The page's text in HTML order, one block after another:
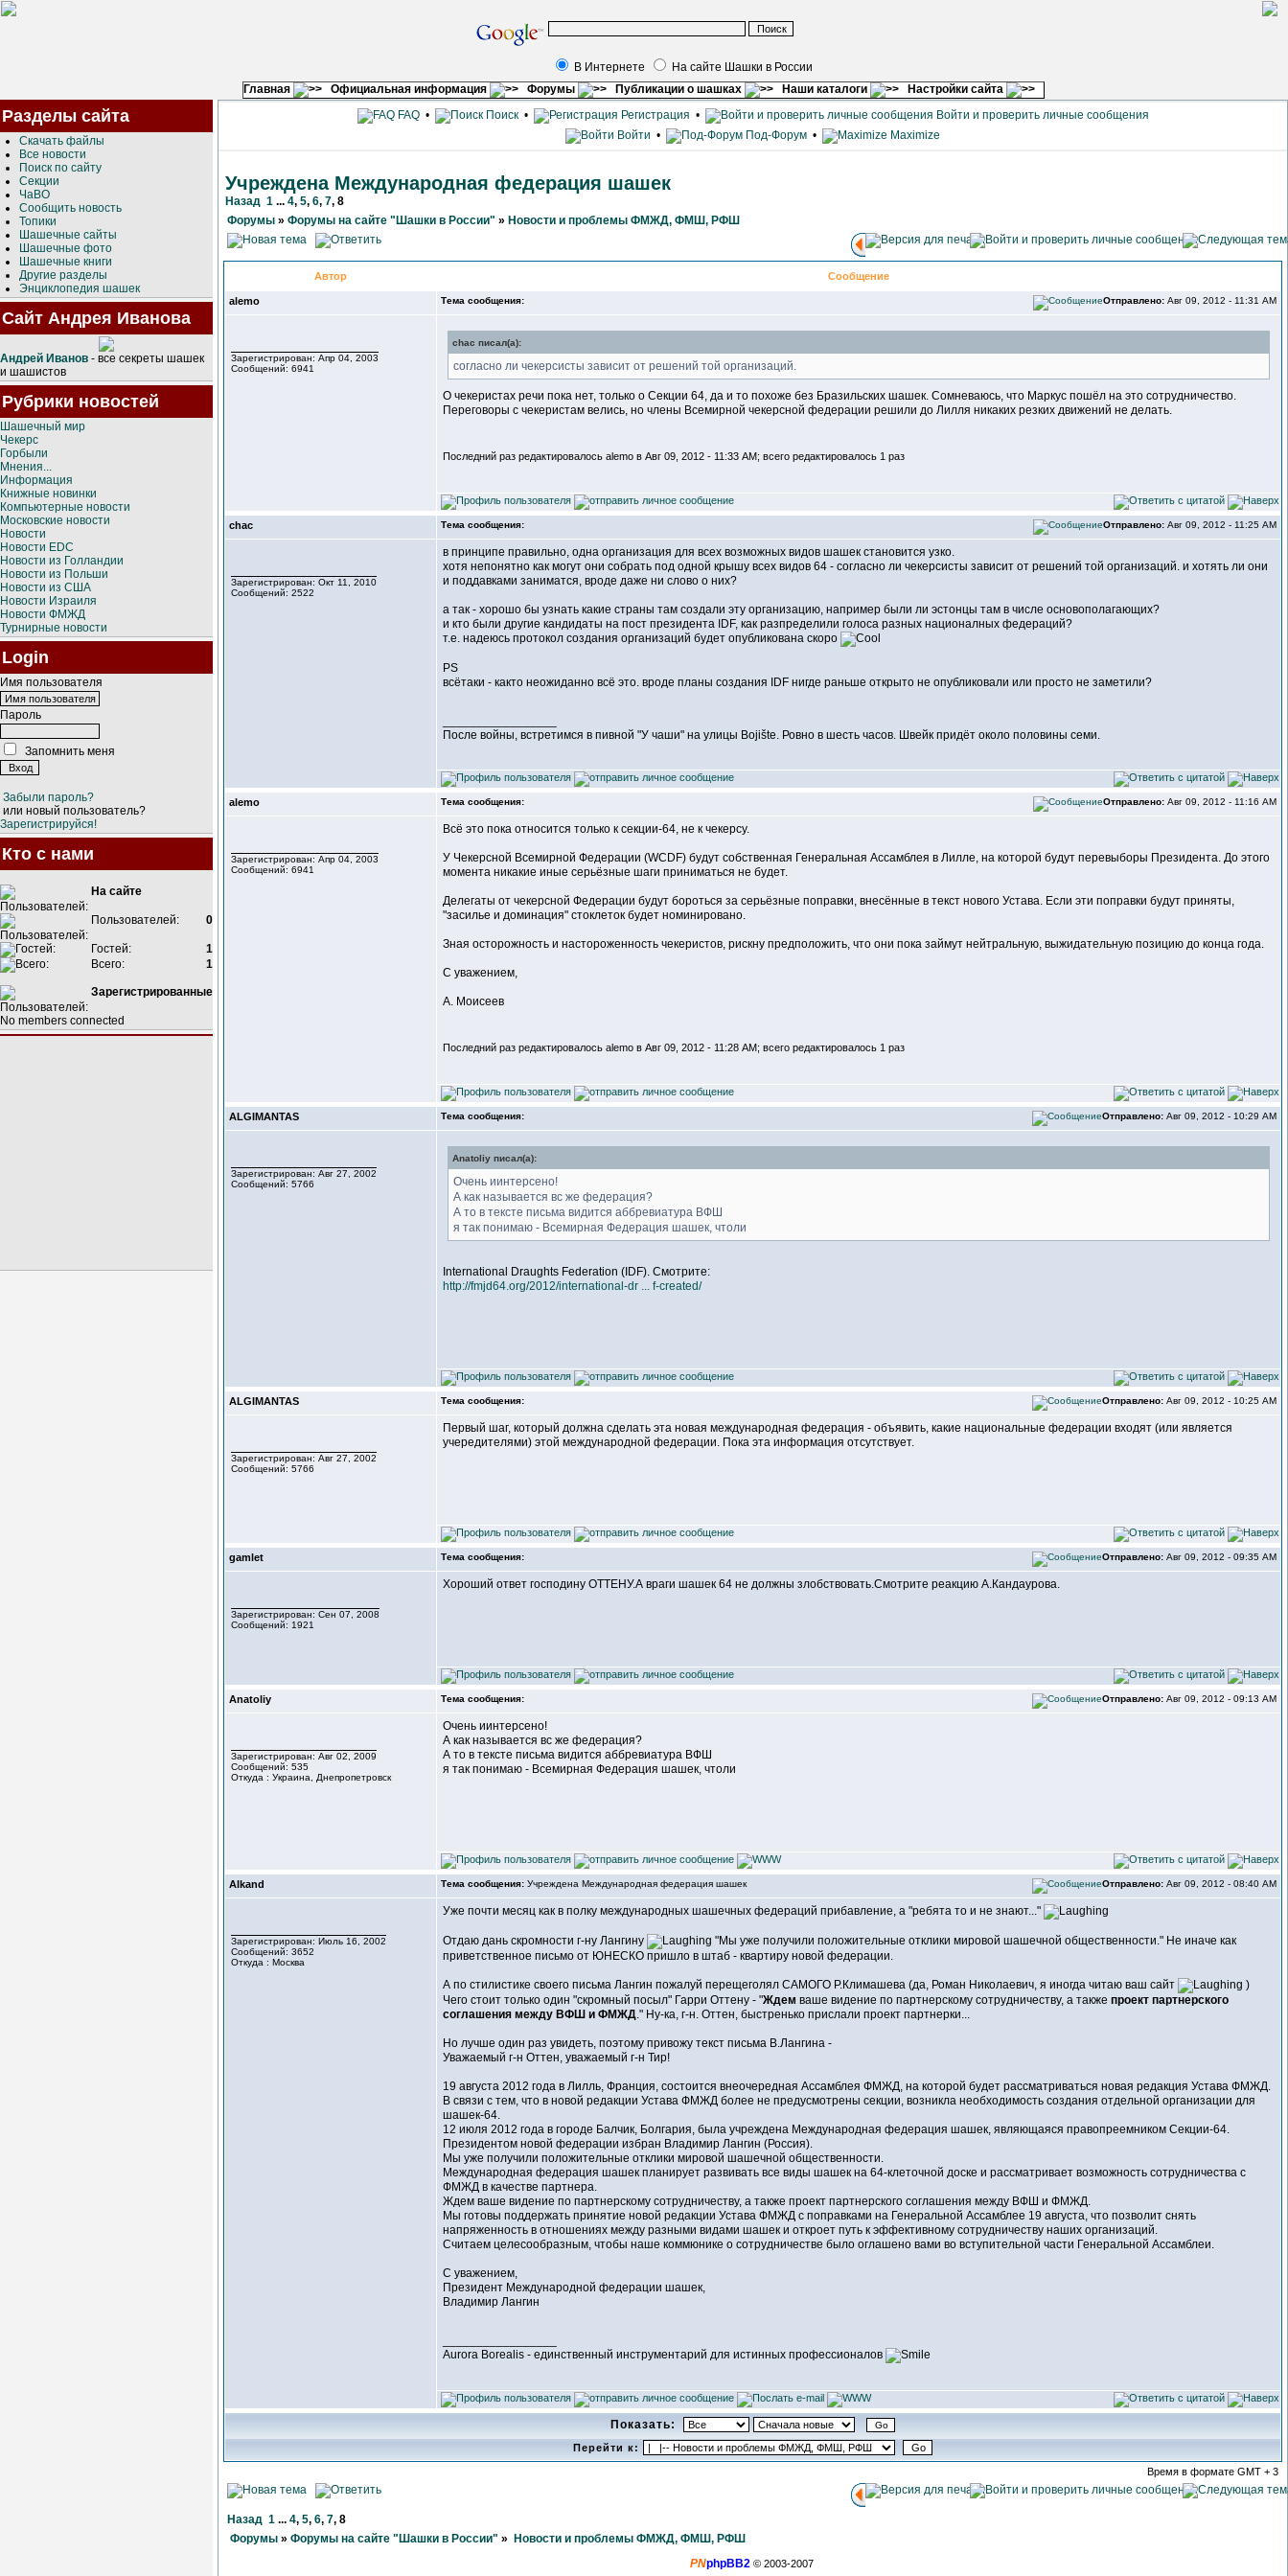
В Интернете
На сайте Шашки в России
Главная
Официальная информация Форумы Публикации о шашках Наши каталоги Настройки сайта
Разделы сайта
Скачать файлы
Все новости
Поиск по сайту
Секции
ЧаВО
Сообщить новость
Топики
Шашечные сайты
Шашечные фото
Шашечные книги
Другие разделы
Энциклопедия шашек
Сайт Андрея Иванова
Андрей Иванов - все секреты шашек
и шашистов
Рубрики новостей
Шашечный мир
Чекерс
Горбыли
Мнения...
Информация
Книжные новинки
Компьютерные новости
Московские новости
Новости
Новости EDC
Новости из Голландии
Новости из Польши
Новости из США
Новости Израиля
Новости ФМЖД
Турнирные новости
Login
Имя пользователя
Пароль
Запомнить меня
Забыли пароль?
или новый пользователь?
Зарегистрируйся!
Кто с нами
На сайте
Пользователей: 0
Гостей:
1
Всего:
1
Зарегистрированные
No members connected
FAQ• Поиск• Регистрация •
Войти и проверить личные сообщения
Войти • Под-Форум • Maximize
Учреждена Международная федерация шашек
Назад 1 ... 4, 5, 6, 7, 8
Форумы » Форумы на сайте "Шашки в России" » Новости и проблемы ФМЖД, ФМШ, РФШ
Автор Сообщение
alemo Тема сообщения: Отправлено: Авг 09, 2012 - 11:31 AM
Зарегистрирован: Апр 04, 2003
Сообщений: 6941
chac писал(а):
согласно ли чекерсисты зависит от решений той организаций.
О чекеристах речи пока нет, только о Секции 64, да и то похоже без Бразильских шашек. Сомневаюсь, что Маркус пошёл на это сотрудничество.
Переговоры с чекеристам велись, но члены Всемирной чекерсной федерации решили до Лилля никаких резких движений не делать.
Последний раз редактировалось alemo в Авг 09, 2012 - 11:33 AM; всего редактировалось 1 раз
chac Тема сообщения: Отправлено: Авг 09, 2012 - 11:25 AM
Зарегистрирован: Окт 11, 2010
Сообщений: 2522
в принципе правильно, одна организация для всех возможных видов шашек становится узко.
хотя непонятно как могут они собрать под одной крышу всех видов 64 - согласно ли чекерсисты зависит от решений той организаций. и хотять ли они
и поддавками заниматся, вроде даже ни слово о них?
а так - хорошо бы узнать какие страны там создали эту организацию, например были ли эстонцы там в числе основополагающих?
и кто были другие кандидаты на пост президента IDF, как разпределили голоса разных националных федераций?
т.е. надеюсь протокол создания организаций будет опубликована скоро
PS
всётаки - както неожиданно всё это. вроде планы создания IDF нигде раньше открыто не опубликовали или просто не заметили?
После войны, встретимся в пивной "У чаши" на улицы Bojište. Ровно в шесть часов. Швейк придёт около половины семи.
alemo Тема сообщения: Отправлено: Авг 09, 2012 - 11:16 AM
Зарегистрирован: Апр 04, 2003
Сообщений: 6941
Всё это пока относится только к секции-64, не к чекерсу.
У Чекерсной Всемирной Федерации (WCDF) будут собственная Генеральная Ассамблея в Лилле, на которой будут перевыборы Президента. До этого
момента никакие иные серьёзные шаги приниматься не будет.
Делегаты от чекерсной Федерации будут бороться за серьёзные поправки, внесённые в текст нового Устава. Если эти поправки будут приняты,
"засилье и доминация" стоклеток будет номинировано.
Зная осторожность и настороженность чекеристов, рискну предположить, что они пока займут нейтральную, выжидательную позицию до конца года.
С уважением,
А. Моисеев
Последний раз редактировалось alemo в Авг 09, 2012 - 11:28 AM; всего редактировалось 1 раз
ALGIMANTAS Тема сообщения: Отправлено: Авг 09, 2012 - 10:29 AM
Зарегистрирован: Авг 27, 2002
Сообщений: 5766
Anatoliy писал(а):
Очень иинтерсено!
А как называется вс же федерация?
А то в тексте письма видится аббревиатура ВФШ
я так понимаю - Всемирная Федерация шашек, чтоли
International Draughts Federation (IDF). Смотрите:
http://fmjd64.org/2012/international-dr ... f-created/
ALGIMANTAS Тема сообщения: Отправлено: Авг 09, 2012 - 10:25 AM
Зарегистрирован: Авг 27, 2002
Сообщений: 5766
Первый шаг, который должна сделать эта новая международная федерация - объявить, какие национальные федерации входят (или является
учередителями) этой международной федерации. Пока эта информация отсутствует.
gamlet Тема сообщения: Отправлено: Авг 09, 2012 - 09:35 AM
Зарегистрирован: Сен 07, 2008
Сообщений: 1921
Хороший ответ господину ОТТЕНУ.А враги шашек 64 не должны злобствовать.Смотрите реакцию А.Кандаурова.
Anatoliy Тема сообщения: Отправлено: Авг 09, 2012 - 09:13 AM
Зарегистрирован: Авг 02, 2009
Сообщений: 535
Откуда : Украина, Днепропетровск
Очень иинтерсено!
А как называется вс же федерация?
А то в тексте письма видится аббревиатура ВФШ
я так понимаю - Всемирная Федерация шашек, чтоли
Alkand Тема сообщения: Учреждена Международная федерация шашек Отправлено: Авг 09, 2012 - 08:40 AM
Зарегистрирован: Июль 16, 2002
Сообщений: 3652
Откуда : Москва
Уже почти месяц как в полку международных шашечных федераций прибавление, а "ребята то и не знают..."
Отдаю дань скромности г-ну Лангину
"Мы уже получили положительные отклики мировой шашечной общественности." Не иначе как
приветственное письмо от ЮНЕСКО пришло в штаб - квартиру новой федерации.
А по стилистике своего письма Лангин пожалуй перещеголял САМОГО Р.Климашева (да, Роман Николаевич, я иногда читаю ваш сайт
)
Чего стоит только один "скромный посыл" Гарри Оттену - "Ждем ваше видение по партнерскому сотрудничеству, а также проект партнерского
соглашения между ВФШ и ФМЖД." Ну-ка, г-н. Оттен, быстренько прислали проект партнерки...
Но лучше один раз увидеть, поэтому привожу текст письма В.Лангина -
Уважаемый г-н Оттен, уважаемый г-н Тир!
19 августа 2012 года в Лилль, Франция, состоится внеочередная Ассамблея ФМЖД, на которой будет рассматриваться новая редакция Устава ФМЖД.
В связи с тем, что в новой редакции Устава ФМЖД более не предусмотрены секции, возникла необходимость создания отдельной организации для
шашек-64.
12 июля 2012 года в городе Балчик, Болгария, была учреждена Международная федерация шашек, являющаяся правопреемником Секции-64.
Президентом новой федерации избран Владимир Лангин (Россия).
Мы уже получили положительные отклики мировой шашечной общественности.
Международная федерация шашек планирует развивать все виды шашек на 64-клеточной доске и рассматривает возможность сотрудничества с
ФМЖД в качестве партнера.
Ждем ваше видение по партнерскому сотрудничеству, а также проект партнерского соглашения между ВФШ и ФМЖД.
Мы готовы поддержать принятие новой редакции Устава ФМЖД с поправками на Генеральной Ассамблее 19 августа, что позволит снять
напряженность в отношениях между разными видами шашек и откроет путь к эффективному сотрудничеству наших организаций.
Считаем целесообразным, чтобы наше коммюнике о сотрудничестве было оглашено вами во вступительной части Генеральной Ассамблеи.
С уважением,
Президент Международной федерации шашек,
Владимир Лангин
Aurora Borealis - единственный инструментарий для истинных профессионалов
Показать:
Перейти к:
Время в формате GMT + 3
Назад 1 ... 4, 5, 6, 7, 8
Форумы » Форумы на сайте "Шашки в России" »
Новости и проблемы ФМЖД, ФМШ, РФШ
PNphpBB2 © 2003-2007